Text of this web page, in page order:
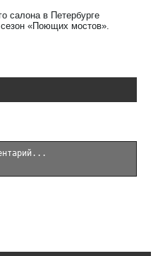
салона в Петербурге
«Поющих мостов».